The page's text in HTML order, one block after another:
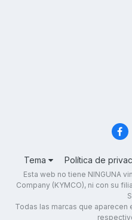
Tema Política de
Esta web no tiene NINGUNA
Company (KYMCO), ni con su
Todas las marcas que